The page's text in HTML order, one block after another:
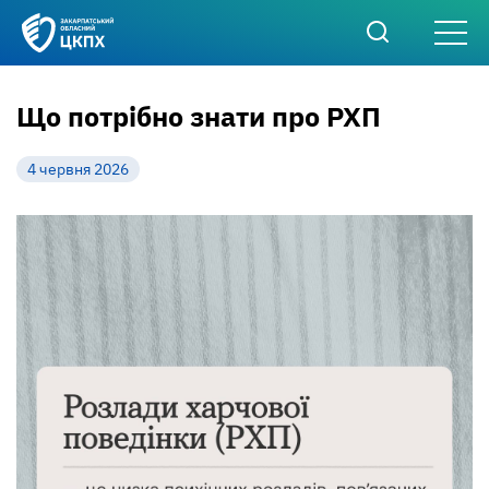
Що потрібно знати про РХП
4 червня 2026